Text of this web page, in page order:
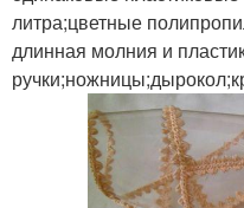
литра;цветные
длинная молния и